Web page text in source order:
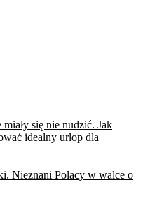
się nie nudzić. Jak
idealny urlop dla
Nieznani Polacy w walce o